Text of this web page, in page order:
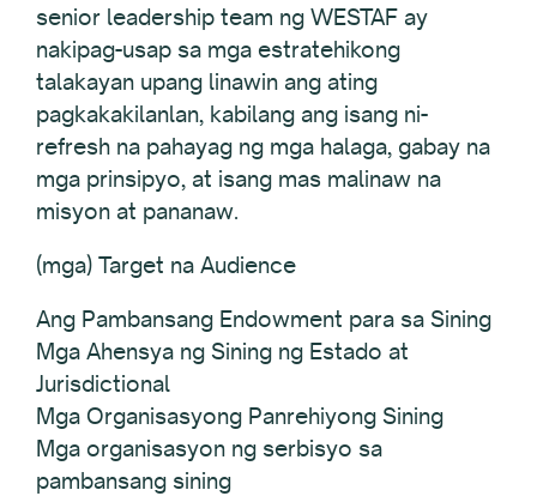
senior leadership team ng WESTAF ay
nakipag-usap sa mga estratehikong
talakayan upang linawin ang ating
pagkakakilanlan, kabilang ang isang ni-
refresh na pahayag ng mga halaga, gabay na
mga prinsipyo, at isang mas malinaw na
misyon at pananaw.
(mga) Target na Audience
Ang Pambansang Endowment para sa Sining
Mga Ahensya ng Sining ng Estado at
Jurisdictional
Mga Organisasyong Panrehiyong Sining
Mga organisasyon ng serbisyo sa
pambansang sining